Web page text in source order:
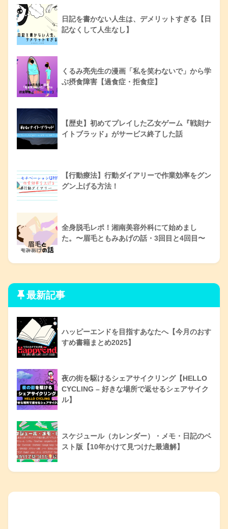
日記を書かない人生は、デメリットすぎる【日
記なくして人生なし】
くるみ亮先生の漫画「私を笑わないで」から学
ぶ摂食障害【過食症・拒食症】
【歴史】初めてプレイした乙女ゲーム『戦刻ナ
イトブラッド』がサービス終了した話
【行動療法】行動ダイアリーで作業効率をグン
グン上げる方法！
全身脱毛レポ！湘南美容外科にて始めまし
た。〜眉毛ともみあげの話・3回目と4回目〜
最新記事
ハッピーエンドを目指すあなたへ【今月のおす
すめ書籍まとめ2025】
夜の街を駆けるシェアサイクリング【HELLO
CYCLING – 好きな場所で返せるシェアサイク
ル】
スケジュール（カレンダー）・メモ・日記のベ
スト版【10年かけて見つけた最適解】